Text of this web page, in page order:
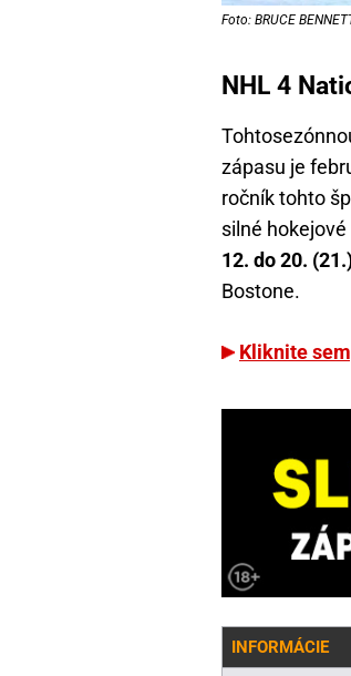
Foto: BRUCE
NHL 4
zápasu je
ročník tohto
silné
12. do 20.
Bostone.
Kliknite
INFORMÁCIE